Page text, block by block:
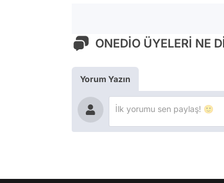
ONEDİO ÜYELERİ NE
Yorum Yazın